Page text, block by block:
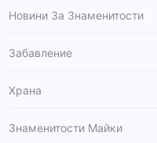
Новини За Знаменитости
Забавление
Храна
Знаменитости Майки